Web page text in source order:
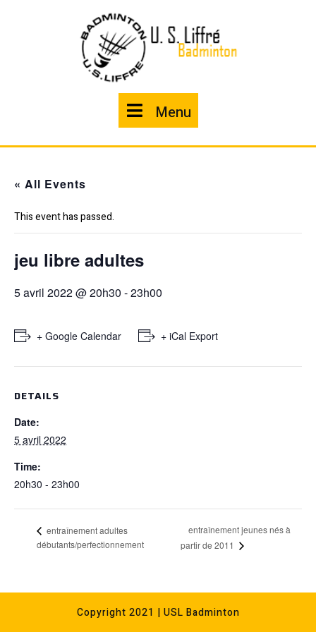
Menu
« All Events
This event has passed.
jeu libre adultes
5 avril 2022 @ 20h30 -23h00
+ Google Calendar + iCal Export
DETAILS
Date:
5 avril 2022
Time:
20h30 - 23h00
entraînement adultes
débutants/perfectionnement
entraînement jeunes nés à
partir de 2011
Copyright 2021 | USL Badminton